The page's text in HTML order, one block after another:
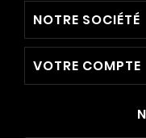
NOTRE SOCIÉTÉ
VOTRE COMPTE